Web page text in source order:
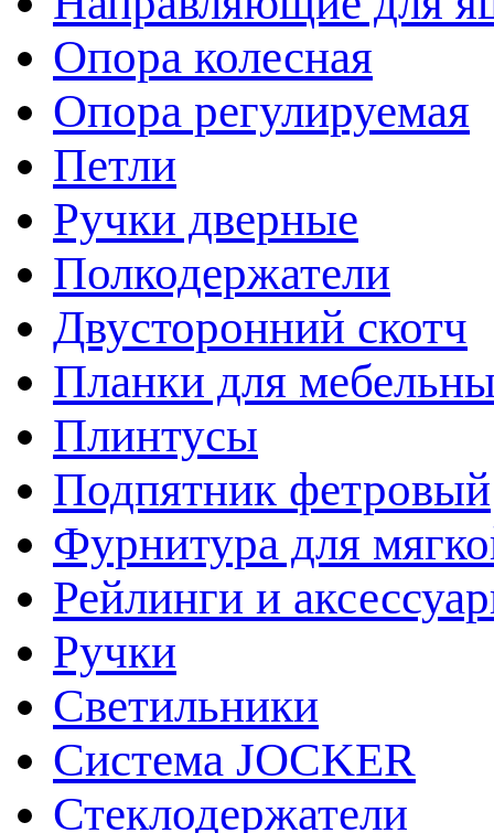
Опора колесная
Опора регулируемая
Петли
Ручки дверные
Полкодержатели
Двусторонний скотч
Планки для
Плинтусы
Подпятник фетровый
Фурнитура для
Рейлинги и
Ручки
Светильники
Система JOCKER
Стеклодержатели